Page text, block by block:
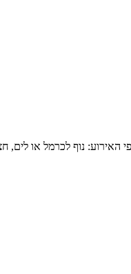
האירוע: נוף לכרמל או